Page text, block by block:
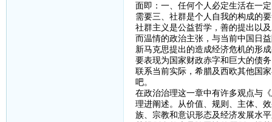
面即：一、任何个人必定生活在一
需要三、社群是个人自我的构成的
社群主义是公益哲学，善的提出以
而温情的政治主张，与当前中国日
新马克思提出的造成经济危机的形
要表现为国家财政赤字和巨大的债
联系当前实际，希腊及西欧其他国
吧。
在政治治理这一章中有许多观点与
理进阐述。从价值、规则、主体、
族、宗教和意识形态及经济发展水